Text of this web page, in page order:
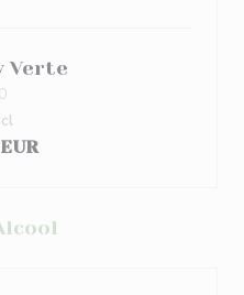
Verte